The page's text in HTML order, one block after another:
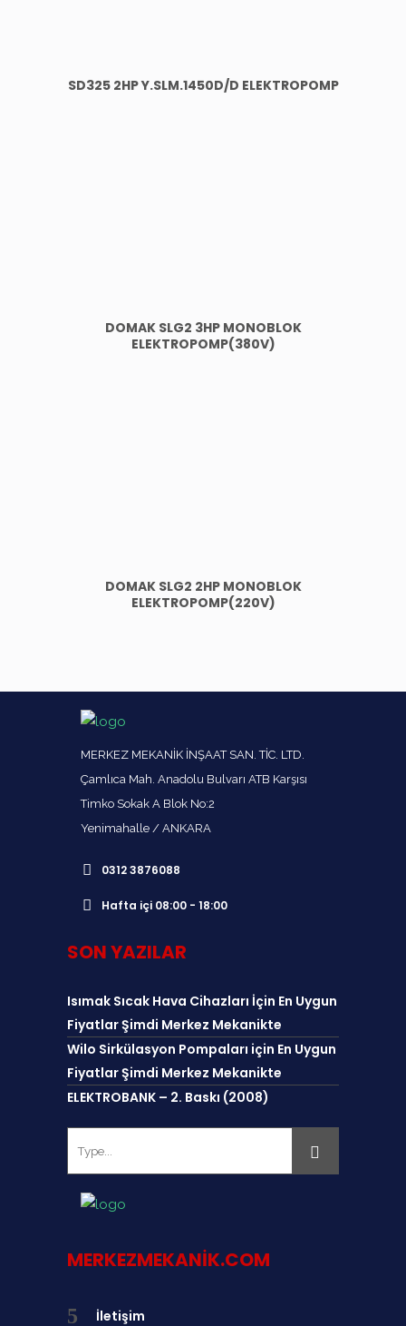
SD325 2HP Y.SLM.1450D/D ELEKTROPOMP
DOMAK SLG2 3HP MONOBLOK
ELEKTROPOMP(380V)
DOMAK SLG2 2HP MONOBLOK
ELEKTROPOMP(220V)
MERKEZ MEKANİK İNŞAAT SAN. TİC. LTD.
Çamlıca Mah. Anadolu Bulvarı ATB Karşısı
Timko Sokak A Blok No:2
Yenimahalle / ANKARA
0312 3876088
Hafta içi 08:00 - 18:00
SON YAZILAR
Isımak Sıcak Hava Cihazları İçin En Uygun
Fiyatlar Şimdi Merkez Mekanikte
Wilo Sirkülasyon Pompaları için En Uygun
Fiyatlar Şimdi Merkez Mekanikte
ELEKTROBANK – 2. Baskı (2008)
MERKEZMEKANIK.COM
İletişim